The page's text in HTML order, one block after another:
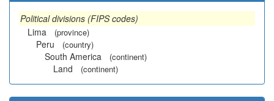
Political divisions (FIPS codes)
Lima
(province)
Peru (country)
South America (continent)
Land (continent)